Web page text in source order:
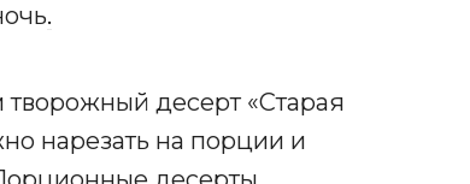
.
десерт «Старая
нарезать на порции и